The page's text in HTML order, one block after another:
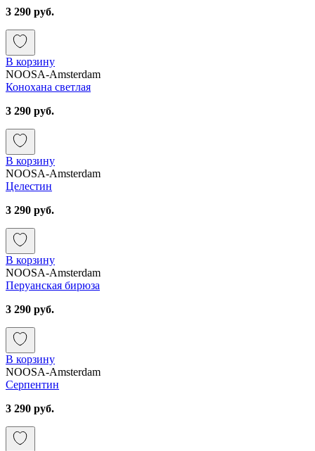
3 290 руб.
В корзину
NOOSA-Amsterdam
Конохана светлая
3 290 руб.
В корзину
NOOSA-Amsterdam
Целестин
3 290 руб.
В корзину
NOOSA-Amsterdam
Перуанская бирюза
3 290 руб.
В корзину
NOOSA-Amsterdam
Серпентин
3 290 руб.